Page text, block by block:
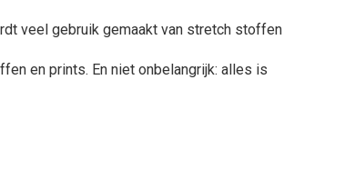
veel gebruik gemaakt van stretch stoffen
en prints. En niet onbelangrijk: alles is